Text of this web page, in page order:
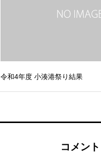
令和4年度 小湊港祭り結果
コメント